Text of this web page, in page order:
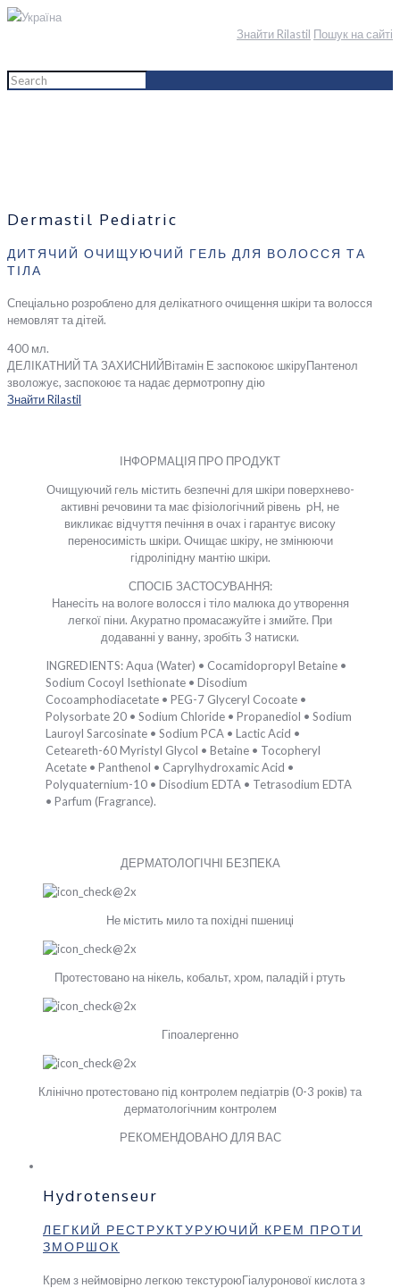
Україна
Знайти Rilastil Пошук на сайті
Dermastil Pediatric
ДИТЯЧИЙ ОЧИЩУЮЧИЙ ГЕЛЬ ДЛЯ ВОЛОССЯ ТА
ТІЛА
Спеціально розроблено для делікатного очищення шкіри та волосся
немовлят та дітей.
400 мл.
ДЕЛІКАТНИЙ ТА ЗАХИСНИЙВітамін Е заспокоює шкіруПантенол
зволожує, заспокоює та надає дермотропну дію
Знайти Rilastil
ІНФОРМАЦІЯ ПРО ПРОДУКТ
Очищуючий гель містить безпечні для шкіри поверхнево-
активні речовини та має фізіологічний рівень pH, не
викликає відчуття печіння в очах і гарантує високу
переносимість шкіри. Очищає шкіру, не змінюючи
гідроліпідну мантію шкіри.
СПОСІБ ЗАСТОСУВАННЯ:
Нанесіть на вологе волосся і тіло малюка до утворення
легкої піни. Акуратно промасажуйте і змийте. При
додаванні у ванну, зробіть 3 натиски.
INGREDIENTS: Aqua (Water) • Cocamidopropyl Betaine •
Sodium Cocoyl Isethionate • Disodium
Cocoamphodiacetate • PEG-7 Glyceryl Cocoate •
Polysorbate 20 • Sodium Chloride • Propanediol • Sodium
Lauroyl Sarcosinate • Sodium PCA • Lactic Acid •
Ceteareth-60 Myristyl Glycol • Betaine • Tocopheryl
Acetate • Panthenol • Caprylhydroxamic Acid •
Polyquaternium-10 • Disodium EDTA • Tetrasodium EDTA
• Parfum (Fragrance).
ДЕРМАТОЛОГІЧНІ БЕЗПЕКА
Не містить мило та похідні пшениці
Протестовано на нікель, кобальт, хром, паладій і ртуть
Гіпоалергенно
Клінічно протестовано під контролем педіатрів (0-3 років) та
дерматологічним контролем
РЕКОМЕНДОВАНО ДЛЯ ВАС
Hydrotenseur
ЛЕГКИЙ РЕСТРУКТУРУЮЧИЙ КРЕМ ПРОТИ
ЗМОРШОК
Крем з неймовірно легкою текстуроюГіалуронової кислота з